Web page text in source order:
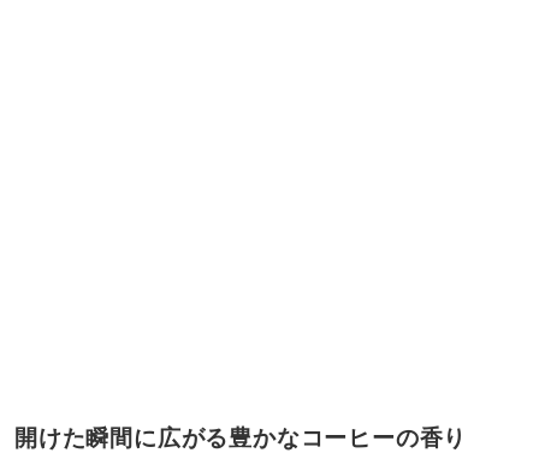
開けた瞬間に広がる豊かなコーヒーの香り